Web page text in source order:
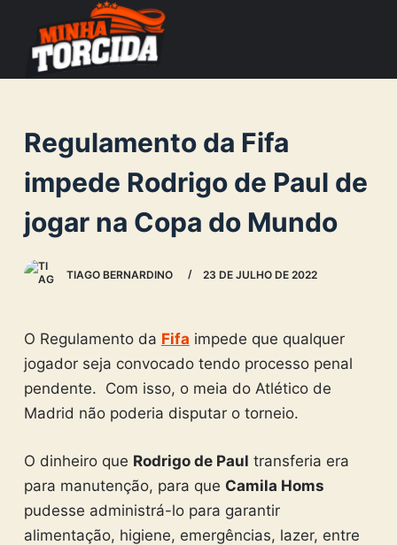
c
o
n
e
Regulamento da Fifa
impede Rodrigo de Paul de
jogar na Copa do Mundo
TIAGO BERNARDINO 23 DE JULHO DE 2022
O Regulamento da Fifa impede que qualquer
jogador seja convocado tendo processo penal
pendente. Com isso, o meia do Atlético de
Madrid não poderia disputar o torneio.
O dinheiro que Rodrigo de Paul transferia era
para manutenção, para que Camila Homs
pudesse administrá-lo para garantir
alimentação, higiene, emergências, lazer, entre